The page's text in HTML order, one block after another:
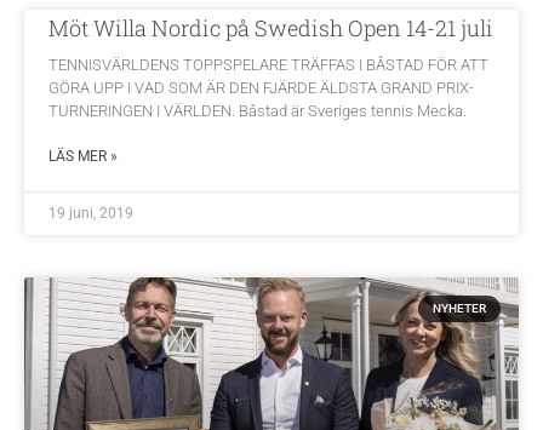
Möt Willa Nordic på Swedish Open 14-21 juli
TENNISVÄRLDENS TOPPSPELARE TRÄFFAS I BÅSTAD FÖR ATT
GÖRA UPP I VAD SOM ÄR DEN FJÄRDE ÄLDSTA GRAND PRIX-
TURNERINGEN I VÄRLDEN. Båstad är Sveriges tennis Mecka.
LÄS MER »
19 juni, 2019
NYHETER